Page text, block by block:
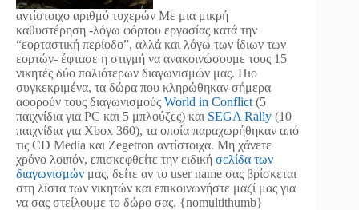
αντίστοιχο αριθμό τυχερών Με μια μικρή
καθυστέρηση -λόγω φόρτου εργασίας κατά την
“εορταστική περίοδο”, αλλά και λόγω των ίδιων των
εορτών- έφτασε η στιγμή να ανακοινώσουμε τους 15
νικητές δύο παλιότερων διαγωνισμών μας. Πιο
συγκεκριμένα, τα δώρα που κληρώθηκαν σήμερα
αφορούν τους διαγωνισμούς World in Conflict (5
παιχνίδια για PC και 5 μπλούζες) και SEGA Rally (10
παιχνίδια για Xbox 360), τα οποία παραχωρήθηκαν από
τις CD Media και Zegetron αντίστοιχα. Μη χάνετε
χρόνο λοιπόν, επισκεφθείτε την ειδική σελίδα των
διαγωνισμών μας, δείτε αν το user name σας βρίσκεται
στη λίστα των νικητών και επικοινωνήστε μαζί μας για
να σας στείλουμε το δώρο σας. {nomultithumb}